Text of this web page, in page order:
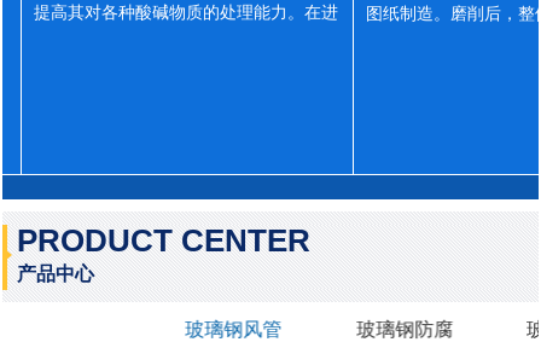
提高其对各种酸碱物质的处理能力。在进
图纸制造。磨削后，
PRODUCT CENTER
产品中心
玻璃钢风管 玻璃钢防腐